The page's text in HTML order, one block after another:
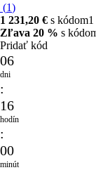
(1)
1 231,20 € s kódom
Zľava 20 % s
Pridať kód
06
dni
:
16
hodín
:
00
minút